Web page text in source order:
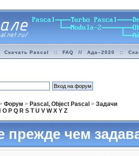
Скачать Pascal :: FAQ // Ада–2020 ::
Форум > Pascal, Object Pascal > Задачи
O P Q R S T U V W X Y Z
прежде чем